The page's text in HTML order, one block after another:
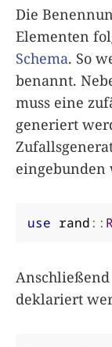
Die
Elementen
Schema. So
benannt.
muss eine
generiert
eingebunden
use rand::
deklariert